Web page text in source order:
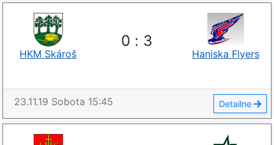
0 : 3
HKM Skároš Haniska Flyers
23.11.19 Sobota 15:45 Detailne